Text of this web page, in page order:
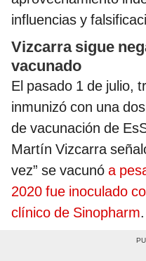
influencias y
Vizcarra sigue
vacunado
El pasado 1 de julio,
inmunizó con una
de vacunación de
Martín Vizcarra
vez” se vacunó a
2020 fue inoculado
clínico de Sinopharm.